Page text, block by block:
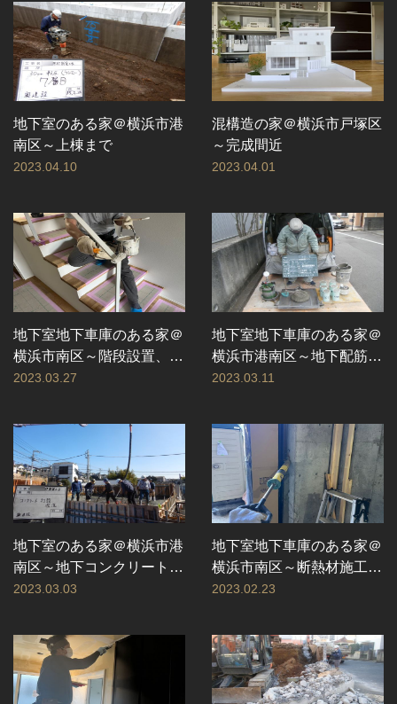
地下室のある家＠横浜市港
南区～上棟まで
2023.04.10
混構造の家＠横浜市戸塚区
～完成間近
2023.04.01
地下室地下車庫のある家＠
横浜市南区～階段設置、地
下車庫仕上げ工事ほか
2023.03.27
地下室地下車庫のある家＠
横浜市港南区～地下配筋完
了まで
2023.03.11
地下室のある家＠横浜市港
南区～地下コンクリート打
設工事
2023.03.03
地下室地下車庫のある家＠
横浜市南区～断熱材施工ほ
か
2023.02.23